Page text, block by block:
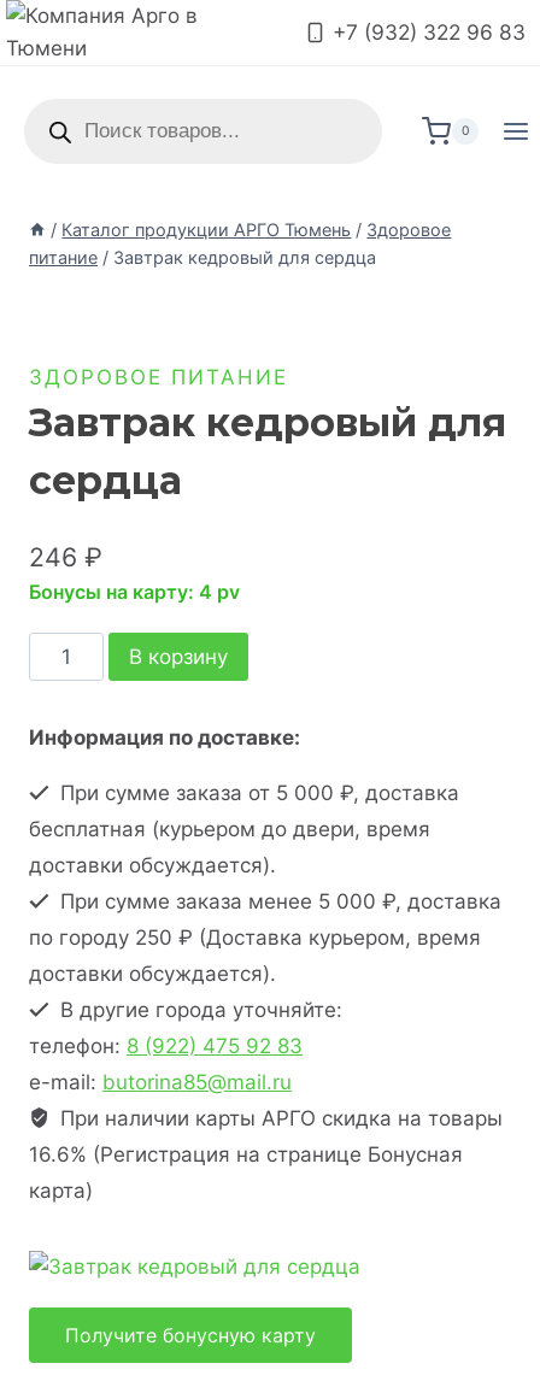
+7 (932) 322 96 83
0
/ Каталог продукции АРГО Тюмень / Здоровое
питание / Завтрак кедровый для сердца
ЗДОРОВОЕ ПИТАНИЕ
Завтрак кедровый для
сердца
246 ₽
Бонусы на карту: 4 pv
В корзину
Информация по доставке:
При сумме заказа от 5 000 ₽, доставка
бесплатная (курьером до двери, время
доставки обсуждается).
При сумме заказа менее 5 000 ₽, доставка
по городу 250 ₽ (Доставка курьером, время
доставки обсуждается).
В другие города уточняйте:
телефон: 8 (922) 475 92 83
e-mail: butorina85@mail.ru
При наличии карты АРГО скидка на товары
16.6% (Регистрация на странице Бонусная
карта)
Получите бонусную карту